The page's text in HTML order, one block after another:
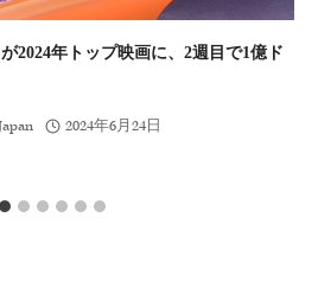
2024年トップ映画に、2週目で1億ド
2024年6月24日